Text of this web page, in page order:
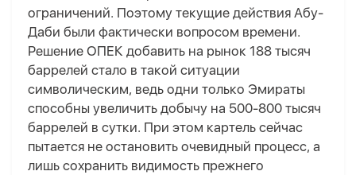
ограничений. Поэтому текущие действия Абу-
Даби были фактически вопросом времени.
Решение ОПЕК добавить на рынок 188 тысяч
баррелей стало в такой ситуации
символическим, ведь одни только Эмираты
способны увеличить добычу на 500-800 тысяч
баррелей в сутки. При этом картель сейчас
пытается не остановить очевидный процесс, а
лишь сохранить видимость прежнего